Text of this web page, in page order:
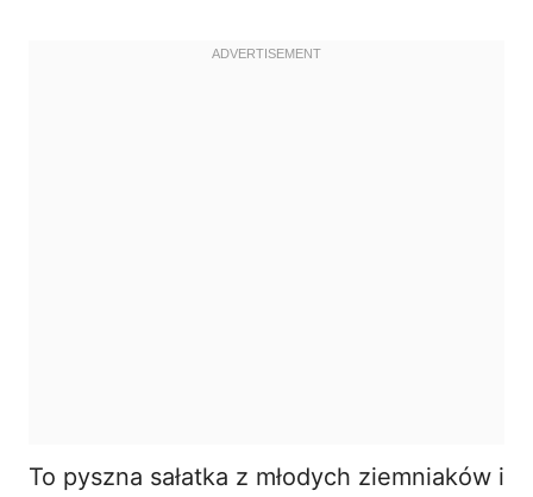
To pyszna sałatka z młodych ziemniaków i